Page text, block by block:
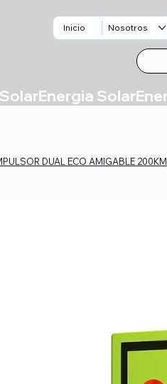
Inicio Nosotros
DUAL ECO AMIGABLE 200KM